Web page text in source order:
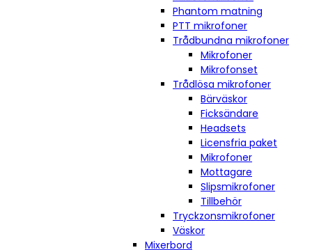
Phantom matning
PTT mikrofoner
Trådbundna mikrofoner
Mikrofoner
Mikrofonset
Trådlösa mikrofoner
Bärväskor
Ficksändare
Headsets
Licensfria paket
Mikrofoner
Mottagare
Slipsmikrofoner
Tillbehör
Tryckzonsmikrofoner
Väskor
Mixerbord